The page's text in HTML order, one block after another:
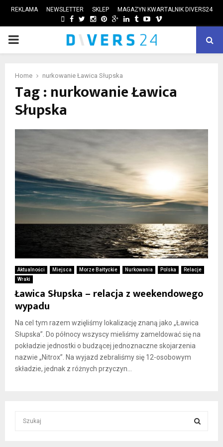
REKLAMA NEWSLETTER SKLEP MAGAZYN KWARTALNIK DIVERS24
FACEBOOK
TWITTER
INSTAGRAM
PINTEREST
GOOGLE
LINKEDIN
TUMBLRYOUTUBE
VIMEO
PRIMARY
Home nurkowanie Ławica Słupska
Tag : nurkowanie Ławica
Słupska
Aktualności Miejsca Morze Bałtyckie Nurkowania Polska
Relacje
Wraki
Ławica Słupska – relacja z weekendowego
wypadu
Na cel tym razem wzięliśmy lokalizację znaną jako „Ławica
Słupska”. Do północy wszyscy mieliśmy zameldować się na
pokładzie jednostki o budzącej jednoznaczne skojarzenia
nazwie „Nitrox”. Na wyjazd zebraliśmy się 12-osobowym
składzie, jednak z różnych przyczyn...